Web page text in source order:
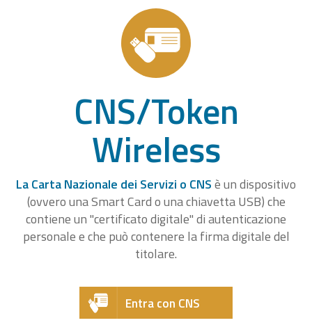
CNS/Token
Wireless
La Carta Nazionale dei Servizi o CNSè un dispositivo
(ovvero una Smart Card o una chiavetta USB) che
contiene un "certificato digitale" di autenticazione
personale e che può contenere la firma digitale del
titolare.
Entra con CNS